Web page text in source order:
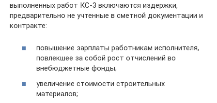
выполненных работ КС-3 включаются издержки,
предварительно не учтенные в сметной документации и
контракте:
повышение зарплаты работникам исполнителя,
повлекшее за собой рост отчислений во
внебюджетные фонды;
увеличение стоимости строительных
материалов;